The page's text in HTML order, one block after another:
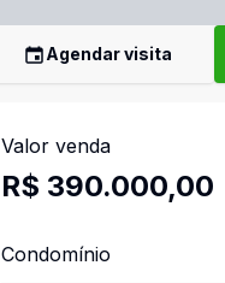
Agendar visita
Valor venda
R$ 390.000,00
Condomínio